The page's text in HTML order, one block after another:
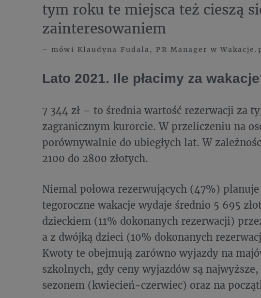
tym roku te miejsca też cieszą
zainteresowaniem
– mówi Klaudyna Fudala, PR Manager w
Lato 2021. Ile płacimy za
7 344 zł – to średnia wartość rezerwacji za
zagranicznym kurorcie. W przeliczeniu na
porównywalnie do ubiegłych lat. W
2100 do 2800 złotych.
Niemal połowa rezerwujących (47%)
tegoroczne wakacje wydaje średnio 5 695
dzieckiem (11% dokonanych rezerwacji)
a z dwójką dzieci (10% dokonanych
Kwoty te obejmują zarówno wyjazdy na
szkolnych, gdy ceny wyjazdów są
sezonem (kwiecień-czerwiec) oraz na